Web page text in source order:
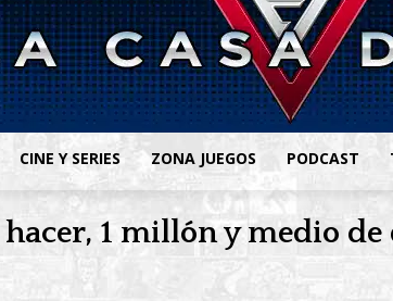
CINE Y SERIES ZONA JUEGOS PODCAST
1 millón y medio